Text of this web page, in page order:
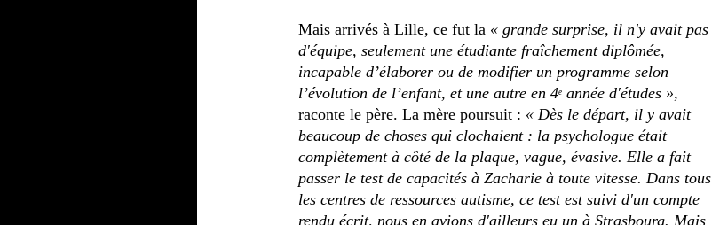
Mais arrivés à Lille, ce fut la « grande surprise, il n'y avait pas
d'équipe, seulement une étudiante fraîchement diplômée,
incapable d’élaborer ou de modifier un programme selon
l’évolution de l’enfant, et une autre en 4e année d'études »,
raconte le père. La mère poursuit : « Dès le départ, il y avait
beaucoup de choses qui clochaient : la psychologue était
complètement à côté de la plaque, vague, évasive. Elle a fait
passer le test de capacités à Zacharie à toute vitesse. Dans tous
les centres de ressources autisme, ce test est suivi d'un compte
rendu écrit, nous en avions d'ailleurs eu un à Strasbourg. Mais